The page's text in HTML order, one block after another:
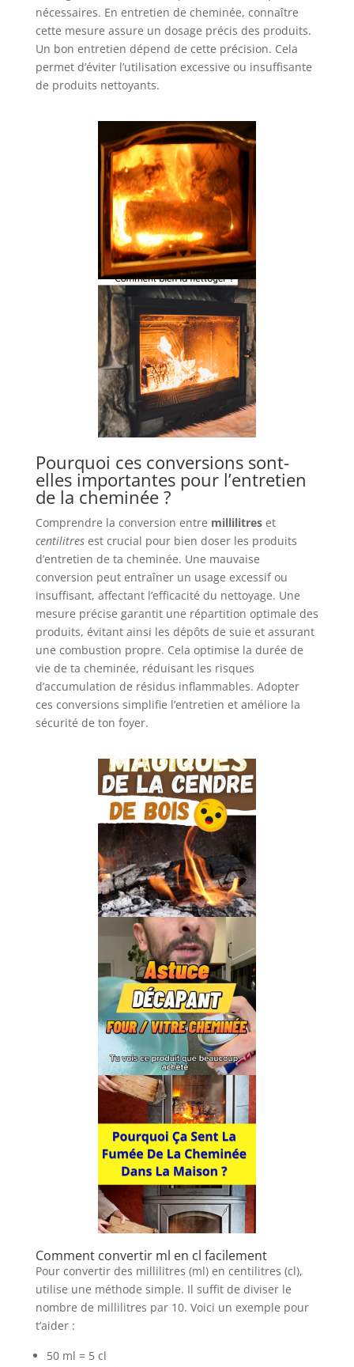
nécessaires. En entretien de cheminée, connaître
cette mesure assure un dosage précis des produits.
Un bon entretien dépend de cette précision. Cela
permet d’éviter l’utilisation excessive ou insuffisante
de produits nettoyants.
Pourquoi ces conversions sont-
elles importantes pour l’entretien
de la cheminée ?
Comprendre la conversion entre millilitreset
centilitresest crucial pour bien doser les produits
d’entretien de ta cheminée. Une mauvaise
conversion peut entraîner un usage excessif ou
insuffisant, affectant l’efficacité du nettoyage. Une
mesure précise garantit une répartition optimale des
produits, évitant ainsi les dépôts de suie et assurant
une combustion propre. Cela optimise la durée de
vie de ta cheminée, réduisant les risques
d’accumulation de résidus inflammables. Adopter
ces conversions simplifie l’entretien et améliore la
sécurité de ton foyer.
Comment convertir ml en cl facilement
Pour convertir des millilitres (ml) en centilitres (cl),
utilise une méthode simple. Il suffit de diviser le
nombre de millilitres par 10. Voici un exemple pour
t’aider :
50 ml = 5 cl